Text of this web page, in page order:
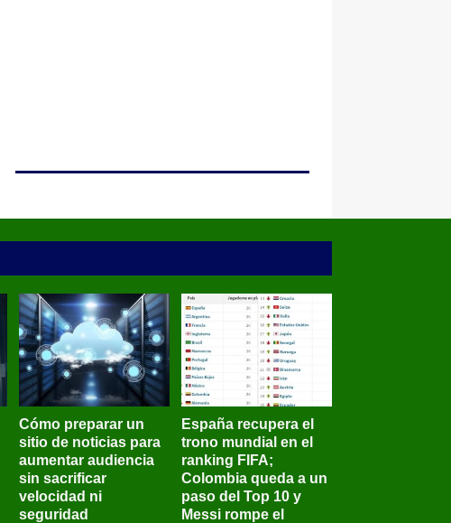
Cómo preparar un
sitio de noticias para
aumentar audiencia
sin sacrificar
velocidad ni
seguridad
España recupera el
trono mundial en el
ranking FIFA;
Colombia queda a un
paso del Top 10 y
Messi rompe el